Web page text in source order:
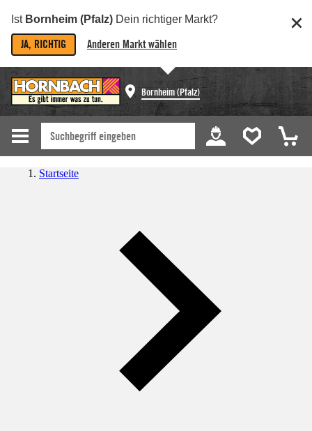
Ist Bornheim (Pfalz) Dein richtiger Markt?
JA, RICHTIG Anderen Markt wählen
Bornheim (Pfalz)
Startseite